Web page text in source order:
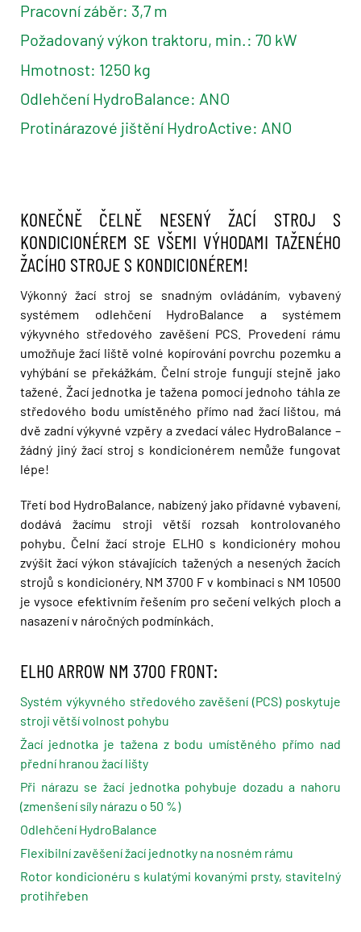
Pracovní záběr: 3,7 m
Požadovaný výkon traktoru, min.: 70 kW
Hmotnost: 1250 kg
Odlehčení HydroBalance: ANO
Protinárazové jištění HydroActive: ANO
KONEČNĚ ČELNĚ NESENÝ ŽACÍ STROJ S
KONDICIONÉREM SE VŠEMI VÝHODAMI TAŽENÉHO
ŽACÍHO STROJE S KONDICIONÉREM!
Výkonný žací stroj se snadným ovládáním, vybavený
systémem odlehčení HydroBalance a systémem
výkyvného středového zavěšení PCS. Provedení rámu
umožňuje žací liště volné kopírování povrchu pozemku a
vyhýbání se překážkám. Čelní stroje fungují stejně jako
tažené. Žací jednotka je tažena pomocí jednoho táhla ze
středového bodu umístěného přímo nad žací lištou, má
dvě zadní výkyvné vzpěry a zvedací válec HydroBalance –
žádný jiný žací stroj s kondicionérem nemůže fungovat
lépe!
Třetí bod HydroBalance, nabízený jako přídavné vybavení,
dodává žacímu stroji větší rozsah kontrolovaného
pohybu. Čelní žací stroje ELHO s kondicionéry mohou
zvýšit žací výkon stávajících tažených a nesených žacích
strojů s kondicionéry. NM 3700 F v kombinaci s NM 10500
je vysoce efektivním řešením pro sečení velkých ploch a
nasazení v náročných podmínkách.
ELHO ARROW NM 3700 FRONT:
Systém výkyvného středového zavěšení (PCS) poskytuje
stroji větší volnost pohybu
Žací jednotka je tažena z bodu umístěného přímo nad
přední hranou žací lišty
Při nárazu se žací jednotka pohybuje dozadu a nahoru
(zmenšení síly nárazu o 50 %)
Odlehčení HydroBalance
Flexibilní zavěšení žací jednotky na nosném rámu
Rotor kondicionéru s kulatými kovanými prsty, stavitelný
protihřeben